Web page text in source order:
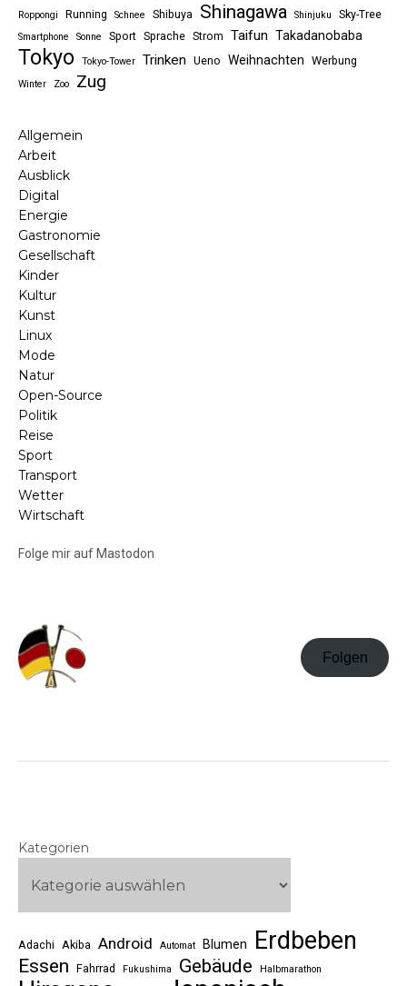
Roppongi
Running Schnee Shibuya Shinagawa Shinjuku Sky-Tree
Smartphone Sonne Sport Sprache Strom Taifun Takadanobaba
Tokyo Tokyo-Tower Trinken Ueno Weihnachten Werbung
Winter Zoo Zug
Allgemein
Arbeit
Ausblick
Digital
Energie
Gastronomie
Gesellschaft
Kinder
Kultur
Kunst
Linux
Mode
Natur
Open-Source
Politik
Reise
Sport
Transport
Wetter
Wirtschaft
Folge mir auf Mastodon
Folgen
Kategorien
Adachi Akiba Android Automat Blumen Erdbeben
Essen Fahrrad Fukushima Gebäude Halbmarathon